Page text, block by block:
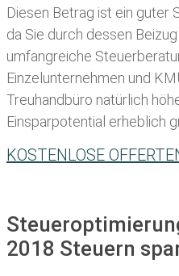
Diesen Betrag ist ein guter
da Sie durch dessen
umfangreiche
Einzelunternehmen und
Treuhandbüro natürlich
Einsparpotential erheblich
KOSTENLOSE
2018 Steuern